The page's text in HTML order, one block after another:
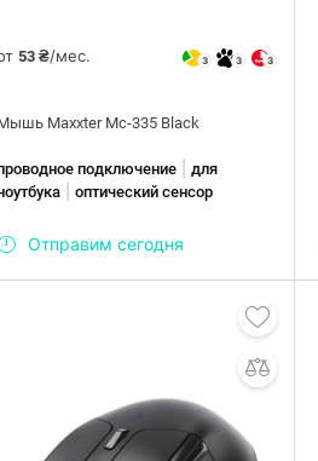
53 ₴/мес. 3 3 3
Maxxter Mc-335 Black
подключение
для
оптический сенсор
Отправим сегодня